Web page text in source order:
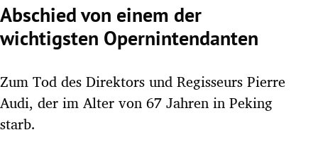
Untermenü
Abschied von einem der
wichtigsten Opernintendanten
Zum Tod des Direktors und Regisseurs Pierre
Audi, der im Alter von 67 Jahren in Peking
starb.